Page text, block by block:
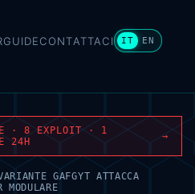
GUIDECONTATTACI IT EN
· 8 EXPLOIT · 1
24H
→
GAFGYT ATTACCA
MODULARE